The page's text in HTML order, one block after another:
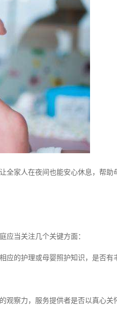
家人在夜间也能安心休息，帮助
应当关注几个关键方面：
的护理或母婴照护知识，是否有
察力，服务提供者是否以真心关